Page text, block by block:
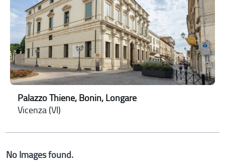
Palazzo Thiene, Bonin, Longare
Vicenza (VI)
No Images found.